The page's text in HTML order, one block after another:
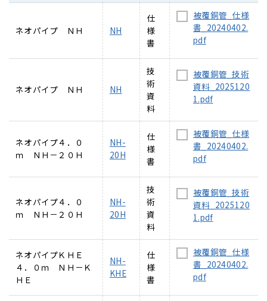
ネオパイプ ＮＨ NH
仕
様
書
被覆銅管_仕様
書_20240402.
pdf
ネオパイプ ＮＨ NH
技
術
資
料
被覆銅管_技術
資料_2025120
1.pdf
ネオパイプ４．０
ｍ ＮＨ－２０Ｈ
NH-
20H
仕
様
書
被覆銅管_仕様
書_20240402.
pdf
ネオパイプ４．０
ｍ ＮＨ－２０Ｈ
NH-
20H
技
術
資
料
被覆銅管_技術
資料_2025120
1.pdf
ネオパイプＫＨＥ
４．０ｍ ＮＨ－Ｋ
ＨＥ
NH-
KHE
仕
様
書
被覆銅管_仕様
書_20240402.
pdf